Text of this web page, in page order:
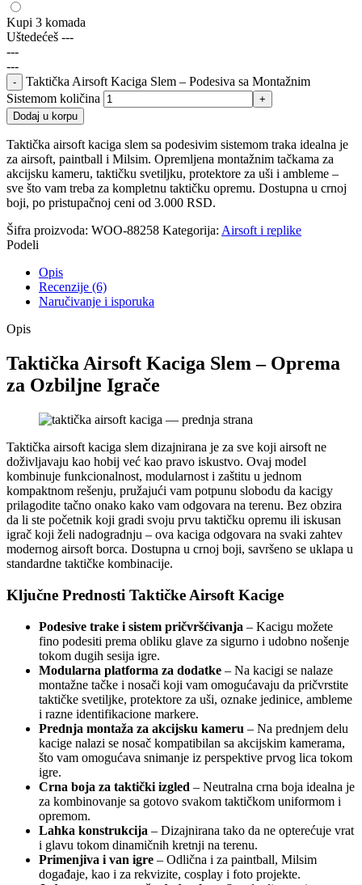
Kupi 3 komada
Uštedećeš ---
---
---
Taktička Airsoft Kaciga Slem – Podesiva sa Montažnim
Sistemom količina
Dodaj u korpu
Taktička airsoft kaciga slem sa podesivim sistemom traka idealna je
za airsoft, paintball i Milsim. Opremljena montažnim tačkama za
akcijsku kameru, taktičku svetiljku, protektore za uši i amblemе –
sve što vam treba za kompletnu taktičku opremu. Dostupna u crnoj
boji, po pristupačnoj ceni od 3.000 RSD.
Šifra proizvoda: WOO-88258 Kategorija: Airsoft i replike
Podeli
Opis
Recenzije (6)
Naručivanje i isporuka
Opis
Taktička Airsoft Kaciga Slem – Oprema
za Ozbiljne Igrače
Taktička airsoft kaciga slem dizajnirana je za sve koji airsoft ne
doživljavaju kao hobij već kao pravo iskustvo. Ovaj model
kombinuje funkcionalnost, modularnost i zaštitu u jednom
kompaktnom rešenju, pružajući vam potpunu slobodu da kacigу
prilagodite tačno onako kako vam odgovara na terenu. Bez obzira
da li ste početnik koji gradi svoju prvu taktičku opremu ili iskusan
igrač koji želi nadogradnju – ova kaciga odgovara na svaki zahtev
modernog airsoft borca. Dostupna u crnoj boji, savršeno se uklapa u
standardne taktičke kombinacije.
Ključne Prednosti Taktičke Airsoft Kacige
Podesive trake i sistem pričvršćivanja – Kacigu možete
fino podesiti prema obliku glave za sigurno i udobno nošenje
tokom dugih sesija igre.
Modularna platforma za dodatke – Na kacigi se nalaze
montažne tačke i nosači koji vam omogućavaju da pričvrstite
taktičke svetiljke, protektore za uši, oznake jedinice, amblemе
i razne identifikacione markere.
Prednja montaža za akcijsku kameru – Na prednjem delu
kacige nalazi se nosač kompatibilan sa akcijskim kamerama,
što vam omogućava snimanje iz perspektive prvog lica tokom
igre.
Crna boja za taktički izgled – Neutralna crna boja idealna je
za kombinovanje sa gotovo svakom taktičkom uniformom i
opremom.
Lahka konstrukcija – Dizajnirana tako da ne opterećuje vrat
i glavu tokom dinamičnih kretnji na terenu.
Primenjiva i van igre – Odlična i za paintball, Milsim
događaje, kao i za rekvizite, cosplay i foto projekte.